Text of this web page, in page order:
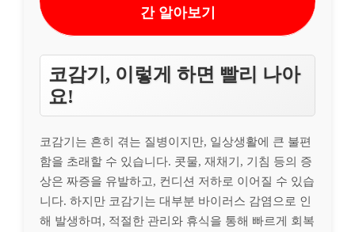
간 알아보기
코감기, 이렇게 하면 빨리 나아
요!
코감기는 흔히 겪는 질병이지만, 일상생활에 큰 불편
함을 초래할 수 있습니다. 콧물, 재채기, 기침 등의 증
상은 짜증을 유발하고, 컨디션 저하로 이어질 수 있습
니다. 하지만 코감기는 대부분 바이러스 감염으로 인
해 발생하며, 적절한 관리와 휴식을 통해 빠르게 회복